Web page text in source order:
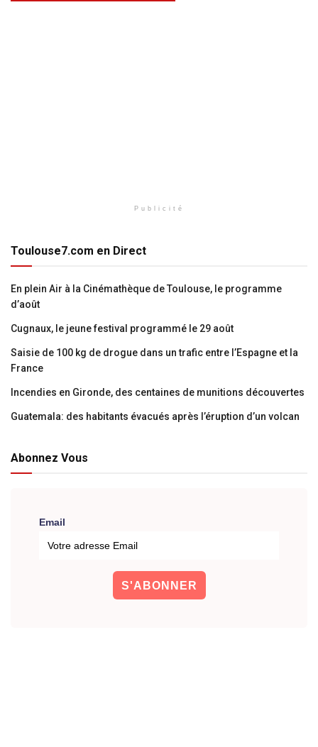
Publicité
Toulouse7.com en Direct
En plein Air à la Cinémathèque de Toulouse, le programme
d’août
Cugnaux, le jeune festival programmé le 29 août
Saisie de 100 kg de drogue dans un trafic entre l’Espagne et la
France
Incendies en Gironde, des centaines de munitions découvertes
Guatemala: des habitants évacués après l’éruption d’un volcan
Abonnez Vous
Email